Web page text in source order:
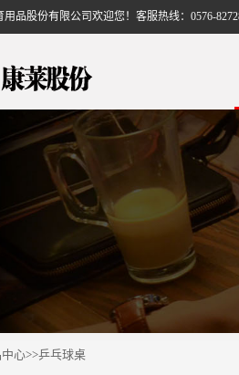
品股份有限公司欢迎您！客服热线：0576-
心>>乒乓球桌